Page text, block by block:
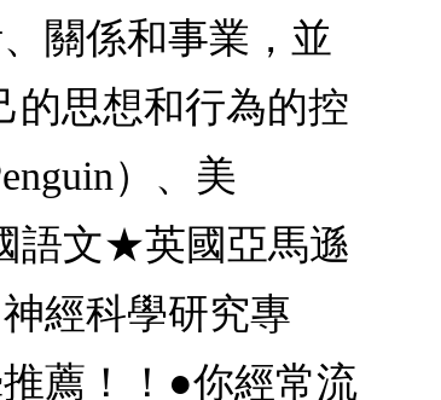
關係和事業，並
的思想和行為的控
）、美
語文★英國亞馬遜
經科學研究專
薦！！●你經常流